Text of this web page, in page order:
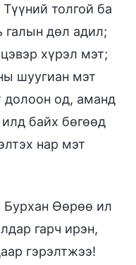
толгой ба
галын дөл адил;
хүрэл мэт;
шуугиан мэт
долоон од, аманд
байх бөгөөд
нар мэт
Бурхан Өөрөө ил
гарч ирэн,
гэрэлтжээ!